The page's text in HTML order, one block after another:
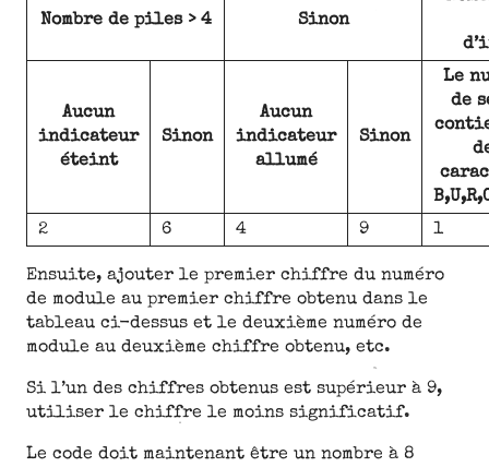
Nombre de piles > 4 Sinon
Aucun
indicateur
éteint
Sinon
Aucun
indicateur
allumé
Sinon
Le
de
2
6 4 9 1
Ensuite, ajouter le premier chiffre du numéro
de module au premier chiffre obtenu dans le
tableau ci-dessus et le deuxième numéro de
module au deuxième chiffre obtenu, etc.
Si l’un des chiffres obtenus est supérieur à 9,
utiliser le chiffre le moins significatif.
Le code doit maintenant être un nombre à 8